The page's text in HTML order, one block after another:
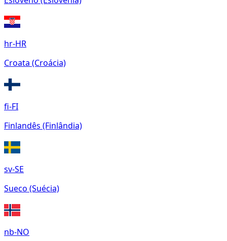
hr-HR
Croata (Croácia)
fi-FI
Finlandês (Finlândia)
sv-SE
Sueco (Suécia)
nb-NO